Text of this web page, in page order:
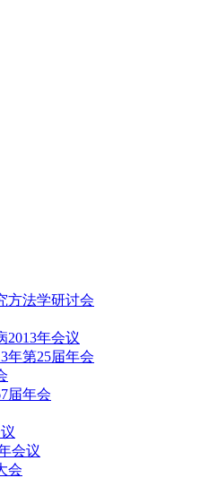
方法学研讨会
2013年会议
年第25届年会
届年会
会议
会